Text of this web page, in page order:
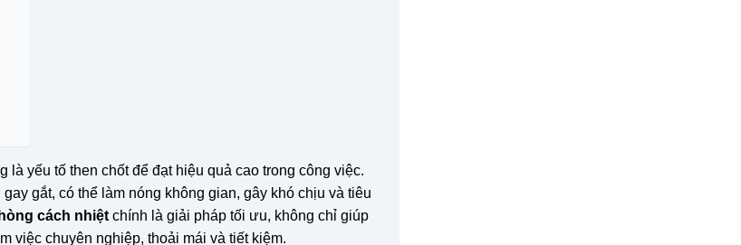
yếu tố then chốt để đạt hiệu quả cao trong công việc.
gắt, có thể làm nóng không gian, gây khó chịu và tiêu
cách nhiệt chính là giải pháp tối ưu, không chỉ giúp
việc chuyên nghiệp, thoải mái và tiết kiệm.